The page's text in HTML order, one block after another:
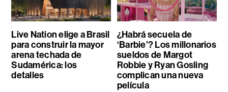
Live Nation elige a Brasil
para construir la mayor
arena techada de
Sudamérica: los
detalles
¿Habrá secuela de
‘Barbie’? Los millonarios
sueldos de Margot
Robbie y Ryan Gosling
complican una nueva
película